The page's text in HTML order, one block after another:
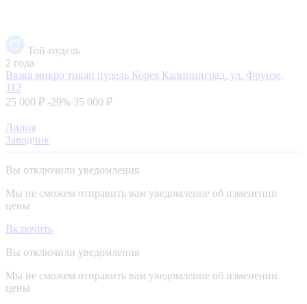
Той-пудель
2 года
Вязкa микpo тикап пудeль Корея Калининград, ул. Фрунзе,
112
25 000 ₽ -29% 35 000 ₽
Лилия
Заводчик
Вы отключили уведомления
Мы не сможем отправить вам уведомление об изменении
цены
Включить
Вы отключили уведомления
Мы не сможем отправить вам уведомление об изменении
цены